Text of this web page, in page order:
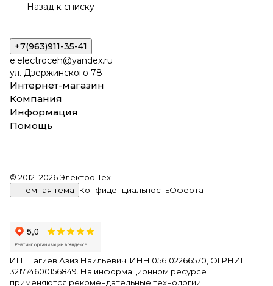
Назад к списку
+7(963)911-35-41
e.electroceh@yandex.ru
ул. Дзержинского 78
Интернет-магазин
Компания
Информация
Помощь
© 2012–2026 ЭлектроЦех
Темная тема
КонфиденциальностьОферта
ИП Шагиев Азиз Наильевич. ИНН 056102266570, ОГРНИП
321774600156849. На информационном ресурсе
применяются рекомендательные технологии